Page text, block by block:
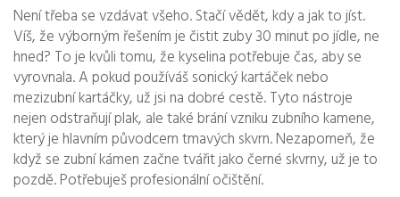
Není třeba se vzdávat všeho. Stačí vědět, kdy a jak to jíst.
Víš, že výborným řešením je čistit zuby 30 minut po jídle, ne
hned? To je kvůli tomu, že kyselina potřebuje čas, aby se
vyrovnala. A pokud používáš sonický kartáček nebo
mezizubní kartáčky, už jsi na dobré cestě. Tyto nástroje
nejen odstraňují plak, ale také brání vzniku zubního kamene,
který je hlavním původcem tmavých skvrn. Nezapomeň, že
když se zubní kámen začne tvářit jako černé skvrny, už je to
pozdě. Potřebuješ profesionální očištění.